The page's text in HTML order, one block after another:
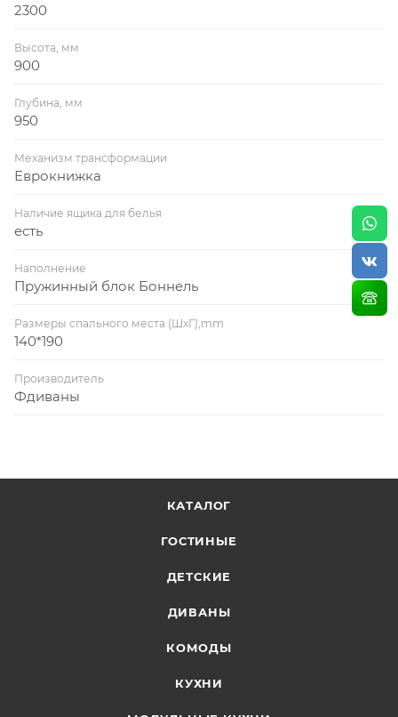
форма при раскладывании с сохранением
просторного места для отдыха.
Комплектация: пружинный блок (ПБ).
Материал: Микровелюр, Рогожка.
Размер спального места: 1400 х 1900
Общий габарит: 2300
2300
Высота, мм
900
Глубина, мм
950
Механизм трансформации
Еврокнижка
Наличие ящика для белья
есть
Наполнение
Пружинный блок Боннель
Размеры спального места (ШхГ),mm
140*190
Производитель
Фдиваны
КАТАЛОГ
ГОСТИНЫЕ
ДЕТСКИЕ
ДИВАНЫ
КОМОДЫ
КУХНИ